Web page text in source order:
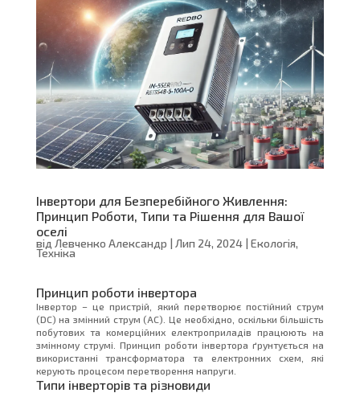
Інвертори для Безперебійного Живлення:
Принцип Роботи, Типи та Рішення для Вашої
оселі
від Левченко Александр | Лип 24, 2024| Екологія,
Техніка
Принцип роботи інвертора
Інвертор – це пристрій, який перетворює постійний струм
(DC) на змінний струм (AC). Це необхідно, оскільки більшість
побутових та комерційних електроприладів працюють на
змінному струмі. Принцип роботи інвертора ґрунтується на
використанні трансформатора та електронних схем, які
керують процесом перетворення напруги.
Типи інверторів та різновиди